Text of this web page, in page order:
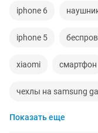
iphone 6
iphone 5
xiaomi смартфон
чехлы на samsung
планшет
Показать еще